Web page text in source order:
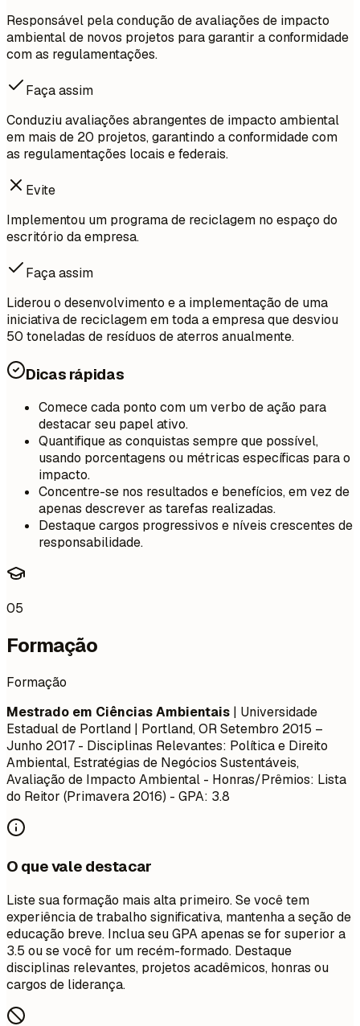
Responsável pela condução de avaliações de impacto
ambiental de novos projetos para garantir a conformidade
com as regulamentações.
Faça assim
Conduziu avaliações abrangentes de impacto ambiental
em mais de 20 projetos, garantindo a conformidade com
as regulamentações locais e federais.
Evite
Implementou um programa de reciclagem no espaço do
escritório da empresa.
Faça assim
Liderou o desenvolvimento e a implementação de uma
iniciativa de reciclagem em toda a empresa que desviou
50 toneladas de resíduos de aterros anualmente.
Dicas rápidas
Comece cada ponto com um verbo de ação para
destacar seu papel ativo.
Quantifique as conquistas sempre que possível,
usando porcentagens ou métricas específicas para o
impacto.
Concentre-se nos resultados e benefícios, em vez de
apenas descrever as tarefas realizadas.
Destaque cargos progressivos e níveis crescentes de
responsabilidade.
05
Formação
Formação
Mestrado em Ciências Ambientais | Universidade
Estadual de Portland | Portland, ORSetembro 2015 –
Junho 2017 - Disciplinas Relevantes: Política e Direito
Ambiental, Estratégias de Negócios Sustentáveis,
Avaliação de Impacto Ambiental - Honras/Prêmios: Lista
do Reitor (Primavera 2016) - GPA: 3.8
O que vale destacar
Liste sua formação mais alta primeiro. Se você tem
experiência de trabalho significativa, mantenha a seção de
educação breve. Inclua seu GPA apenas se for superior a
3.5 ou se você for um recém-formado. Destaque
disciplinas relevantes, projetos acadêmicos, honras ou
cargos de liderança.